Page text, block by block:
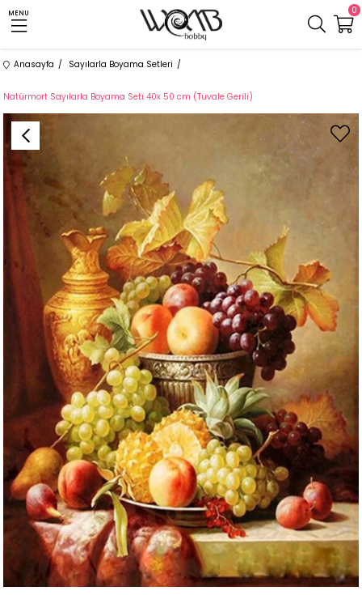
MENU 0
Anasayfa Sayılarla Boyama Setleri
Natürmort Sayılarla Boyama Seti 40x 50 cm (Tuvale Gerili)